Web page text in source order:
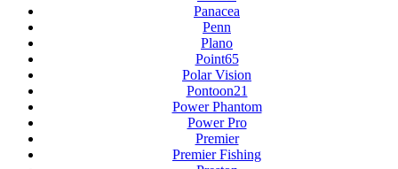
Panacea
Penn
Plano
Point65
Polar Vision
Pontoon21
Power Phantom
Power Pro
Premier
Premier Fishing